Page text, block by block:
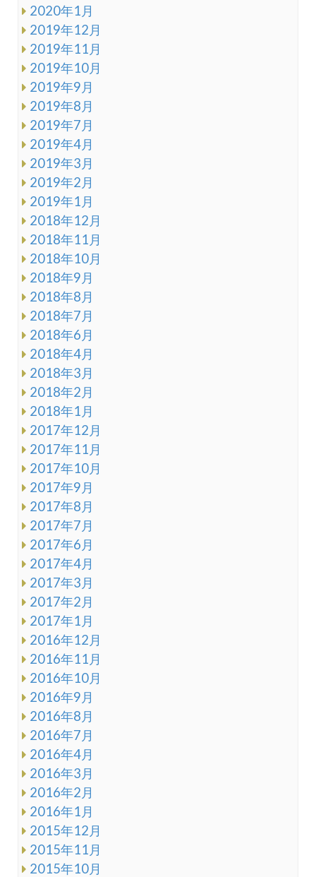
2020年1月
2019年12月
2019年11月
2019年10月
2019年9月
2019年8月
2019年7月
2019年4月
2019年3月
2019年2月
2019年1月
2018年12月
2018年11月
2018年10月
2018年9月
2018年8月
2018年7月
2018年6月
2018年4月
2018年3月
2018年2月
2018年1月
2017年12月
2017年11月
2017年10月
2017年9月
2017年8月
2017年7月
2017年6月
2017年4月
2017年3月
2017年2月
2017年1月
2016年12月
2016年11月
2016年10月
2016年9月
2016年8月
2016年7月
2016年4月
2016年3月
2016年2月
2016年1月
2015年12月
2015年11月
2015年10月